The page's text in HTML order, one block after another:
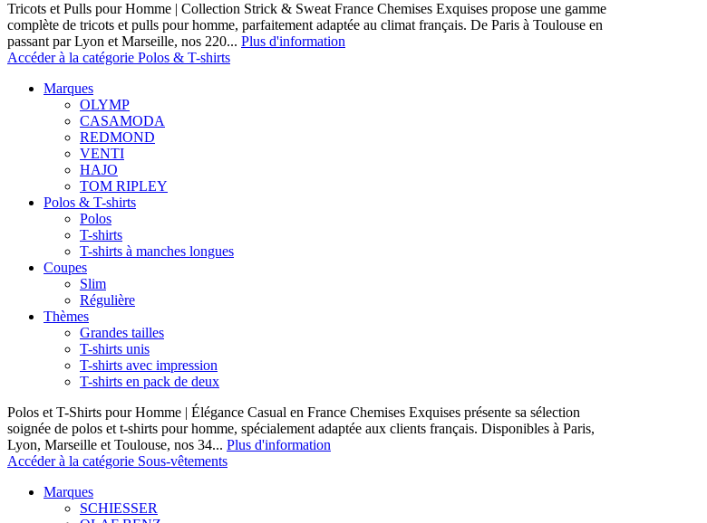
Tricots et Pulls pour Homme | Collection Strick & Sweat France Chemises Exquises propose une gamme
complète de tricots et pulls pour homme, parfaitement adaptée au climat français. De Paris à Toulouse en
passant par Lyon et Marseille, nos 220... Plus d'information
Accéder à la catégorie Polos & T-shirts
Marques
OLYMP
CASAMODA
REDMOND
VENTI
HAJO
TOM RIPLEY
Polos & T-shirts
Polos
T-shirts
T-shirts à manches longues
Coupes
Slim
Régulière
Thèmes
Grandes tailles
T-shirts unis
T-shirts avec impression
T-shirts en pack de deux
Polos et T-Shirts pour Homme | Élégance Casual en France Chemises Exquises présente sa sélection
soignée de polos et t-shirts pour homme, spécialement adaptée aux clients français. Disponibles à Paris,
Lyon, Marseille et Toulouse, nos 34... Plus d'information
Accéder à la catégorie Sous-vêtements
Marques
SCHIESSER